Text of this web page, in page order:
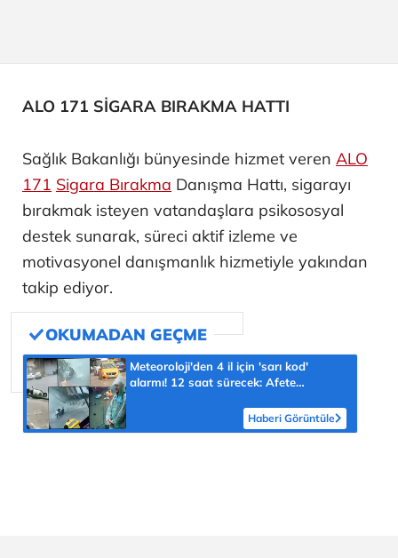
ALO 171 SİGARA BIRAKMA HATTI
Sağlık Bakanlığı bünyesinde hizmet veren ALO
171 Sigara Bırakma Danışma Hattı, sigarayı
bırakmak isteyen vatandaşlara psikososyal
destek sunarak, süreci aktif izleme ve
motivasyonel danışmanlık hizmetiyle yakından
takip ediyor.
Meteoroloji'den 4 il için 'sarı kod'
alarmı! 12 saat sürecek: Afete
Haberi Görüntüle